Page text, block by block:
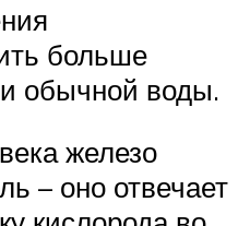
больше
обычной воды.
железо
– оно отвечает